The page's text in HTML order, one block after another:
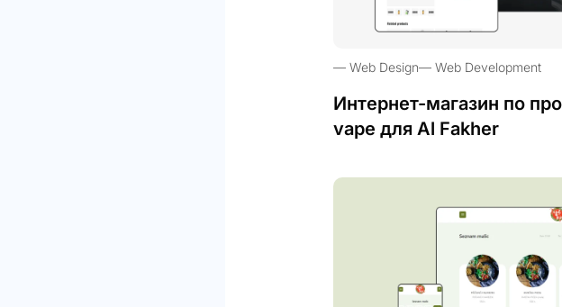
Web Design Web Development
Интернет-магазин по
vape для Al Fakher